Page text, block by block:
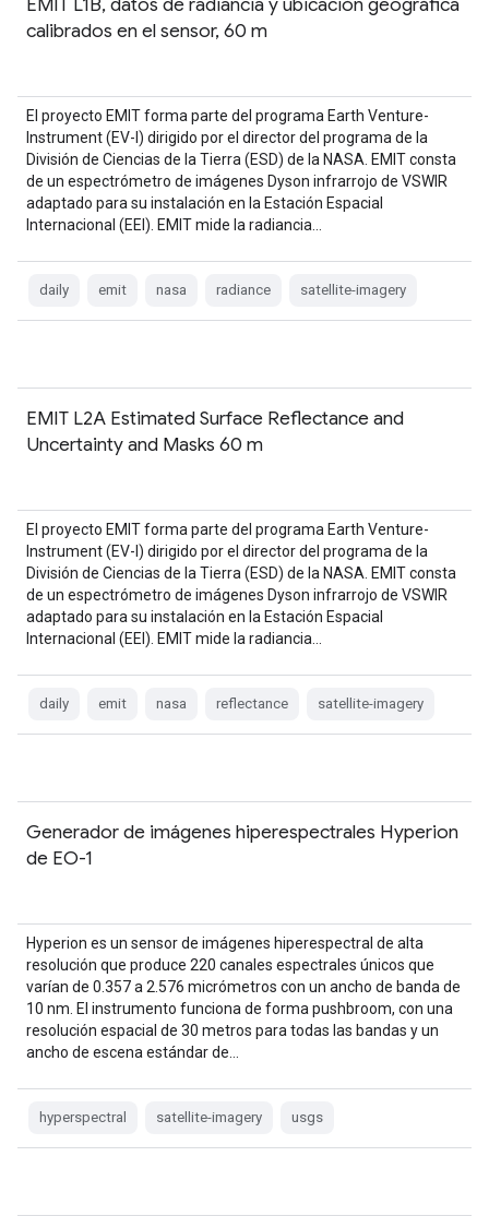
calibrados en el sensor, 60 m
El proyecto EMIT forma parte del programa Earth Venture-
Instrument (EV-I) dirigido por el director del programa de la
División de Ciencias de la Tierra (ESD) de la NASA. EMIT consta
de un espectrómetro de imágenes Dyson infrarrojo de VSWIR
adaptado para su instalación en la Estación Espacial
Internacional (EEI). EMIT mide la radiancia…
daily emit nasa radiance satellite-imagery
EMIT L2A Estimated Surface Reflectance and
Uncertainty and Masks 60 m
El proyecto EMIT forma parte del programa Earth Venture-
Instrument (EV-I) dirigido por el director del programa de la
División de Ciencias de la Tierra (ESD) de la NASA. EMIT consta
de un espectrómetro de imágenes Dyson infrarrojo de VSWIR
adaptado para su instalación en la Estación Espacial
Internacional (EEI). EMIT mide la radiancia…
daily emit nasa reflectance satellite-imagery
Generador de imágenes hiperespectrales Hyperion
de EO-1
Hyperion es un sensor de imágenes hiperespectral de alta
resolución que produce 220 canales espectrales únicos que
varían de 0.357 a 2.576 micrómetros con un ancho de banda de
10 nm. El instrumento funciona de forma pushbroom, con una
resolución espacial de 30 metros para todas las bandas y un
ancho de escena estándar de…
hyperspectral satellite-imagery usgs